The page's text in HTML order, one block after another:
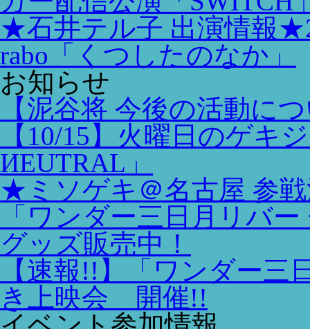
★石井テル子 出演情報
rabo「くつしたのなか」
お知らせ
【泥谷将 今後の活動に
【10/15】火曜日のゲキ
ИEUTRAL」
★ミソゲキ＠名古屋 参
「ワンダー三日月リバ
グッズ販売中！
【速報!!】「ワンダー三
き上映会 開催!!